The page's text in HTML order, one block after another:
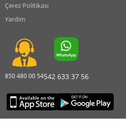
Çerez Politikası
Yardım
850 480 00 54542 633 37 56